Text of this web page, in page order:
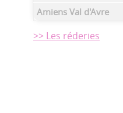
Amiens Val d'Avre
>> Les réderies